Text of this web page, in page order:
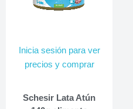
Inicia sesión para ver
precios y comprar
Schesir Lata Atún